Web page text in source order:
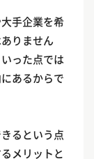
手企業を希
りません
った点では
あるからで
るという点
メリットと